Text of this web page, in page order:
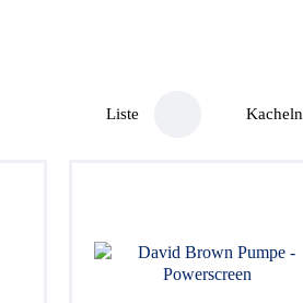
Liste Kacheln